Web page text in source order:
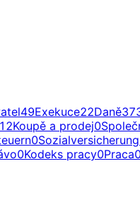
49Exekuce22Daně
12Koupě a prodej0
0Sozialversicherung
0Kodeks pracy0Praca